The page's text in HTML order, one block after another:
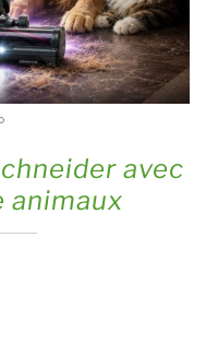
avec
animaux